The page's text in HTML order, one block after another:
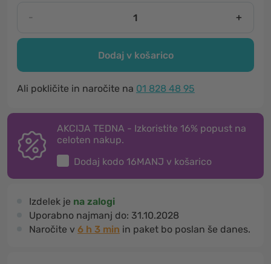
- +
Dodaj v košarico
Ali pokličite in naročite na 01 828 48 95
AKCIJA TEDNA - Izkoristite 16% popust na
celoten nakup.
Dodaj kodo 16MANJ v košarico
Izdelek je na zalogi
Uporabno najmanj do: 31.10.2028
Naročite v 6 h 3 min in paket bo poslan še danes.